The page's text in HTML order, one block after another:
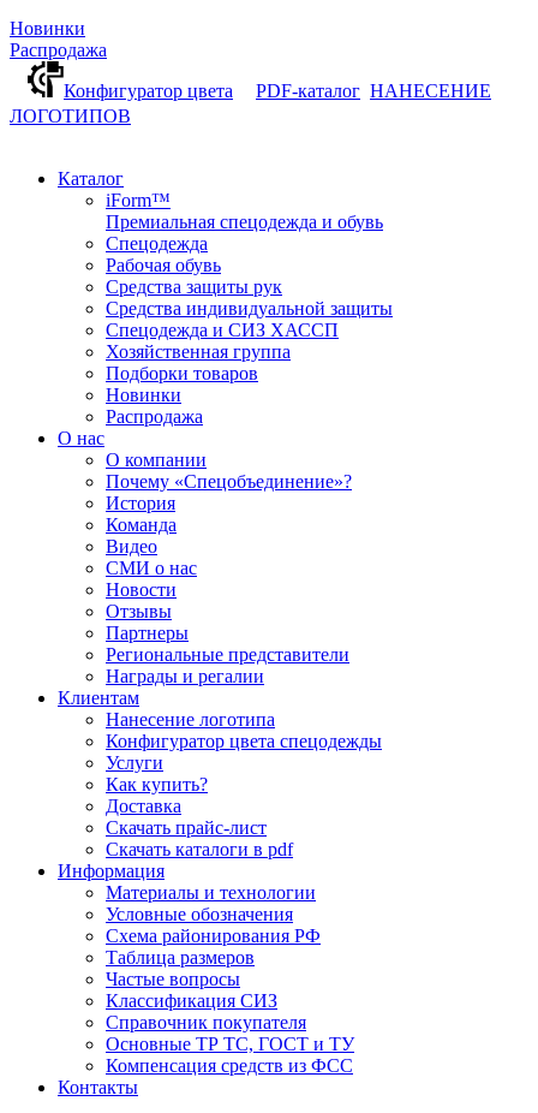
Новинки
Распродажа
Конфигуратор цвета
PDF-каталог НАНЕСЕНИЕ
ЛОГОТИПОВ
Каталог
iForm™
Премиальная спецодежда и обувь
Спецодежда
Рабочая обувь
Средства защиты рук
Средства индивидуальной защиты
Спецодежда и СИЗ ХАССП
Хозяйственная группа
Подборки товаров
Новинки
Распродажа
О нас
О компании
Почему «Спецобъединение»?
История
Команда
Видео
СМИ о нас
Новости
Отзывы
Партнеры
Региональные представители
Награды и регалии
Клиентам
Нанесение логотипа
Конфигуратор цвета спецодежды
Услуги
Как купить?
Доставка
Скачать прайс-лист
Скачать каталоги в pdf
Информация
Материалы и технологии
Условные обозначения
Схема районирования РФ
Таблица размеров
Частые вопросы
Классификация СИЗ
Справочник покупателя
Основные ТР ТС, ГОСТ и ТУ
Компенсация средств из ФСС
Контакты